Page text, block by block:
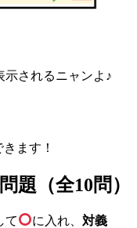
示されるニャンよ♪
ます！
題（全10問）
て に入れ、対義